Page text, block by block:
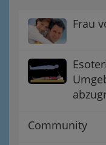
Frau
Community